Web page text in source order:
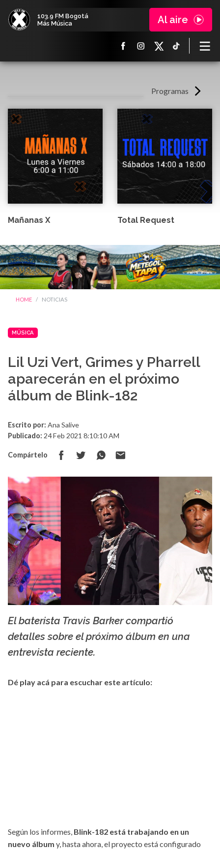
103.9 FM Bogotá
Más Música
Al aire
Programas
Mañanas X Total Request
HOME NOTICIAS
MÚSICA
Lil Uzi Vert, Grimes y Pharrell
aparecerán en el próximo
álbum de Blink-182
Escrito por: Ana Salive
Publicado: 24 Feb 2021 8:10:10 AM
Compártelo
El baterista Travis Barker compartió
detalles sobre el próximo álbum en una
entrevista reciente.
Dé play acá para escuchar este artículo:
Según los informes, Blink-182 está trabajando en un
nuevo álbum y, hasta ahora, el proyecto está configurado